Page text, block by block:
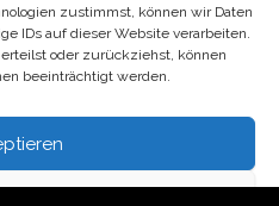
zustimmst, können wir Daten
IDs auf dieser Website verarbeiten.
oder zurückziehst, können
beeinträchtigt werden.